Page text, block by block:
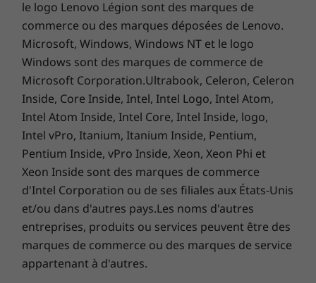
Delivering superior performance
Take a revolutionary leap into real-world
hybrid performance with the Intel®Evo™
platform, an innovative design that distributes
processing power to where you need it most.
From streaming and browsing to photo- and
video-editing, experience the performance
boost you need for your biggest
Amazon Alexa
Lenovo Vantage
McAfee®LiveSafe™
Microsoft Office 365 (essai)
Ce qui est dans la boîteCe qui est dans la boîte
Yoga 7i 14 pouces
Batterie interne intégrée
Adaptateur secteur
guide de démarrage rapide
Plus d'informations
Liste complète des spécifications pour les numéros de
pièces commençant par 82QE disponible ici
le logo Lenovo Légion sont des marques de
commerce ou des marques déposées de Lenovo.
Microsoft, Windows, Windows NT et le logo
Windows sont des marques de commerce de
Microsoft Corporation.Ultrabook, Celeron, Celeron
Inside, Core Inside, Intel, Intel Logo, Intel Atom,
Intel Atom Inside, Intel Core, Intel Inside, logo,
Intel vPro, Itanium, Itanium Inside, Pentium,
Pentium Inside, vPro Inside, Xeon, Xeon Phi et
Xeon Inside sont des marques de commerce
d'Intel Corporation ou de ses filiales aux États-Unis
et/ou dans d'autres pays.Les noms d'autres
entreprises, produits ou services peuvent être des
marques de commerce ou des marques de service
appartenant à d'autres.